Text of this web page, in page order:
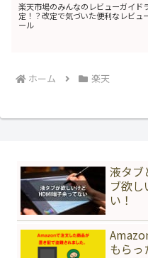
楽天市場のみんなのレビューガイド
定！？改定で気づいた便利なレビュ
ール
ホーム 楽天
液タブ
ブ欲
い！
もらっ